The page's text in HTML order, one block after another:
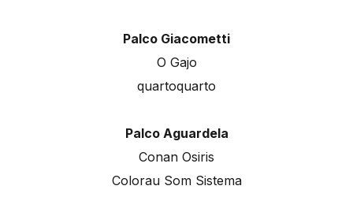
Palco Giacometti
O Gajo
quartoquarto
Palco Aguardela
Conan Osiris
Colorau Som Sistema